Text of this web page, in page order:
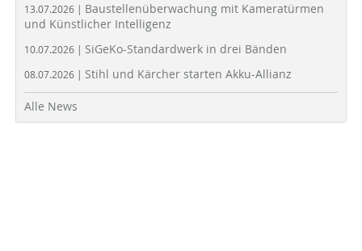
13.07.2026 | Baustellenüberwachung mit Kameratürmen
und Künstlicher Intelligenz
10.07.2026 | SiGeKo-Standardwerk in drei Bänden
08.07.2026 | Stihl und Kärcher starten Akku-Allianz
Alle News